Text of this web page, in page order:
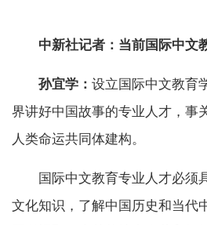
中新社记者：当前国际中文
孙宜学： 设立国际中文教育
界讲好中国故事的专业人才，事
人类命运共同体建构。
国际中文教育专业人才必须
文化知识，了解中国历史和当代